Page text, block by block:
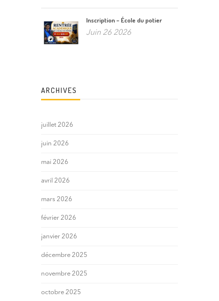
Inscription – École du potier
Juin 26 2026
ARCHIVES
juillet 2026
juin 2026
mai 2026
avril 2026
mars 2026
février 2026
janvier 2026
décembre 2025
novembre 2025
octobre 2025